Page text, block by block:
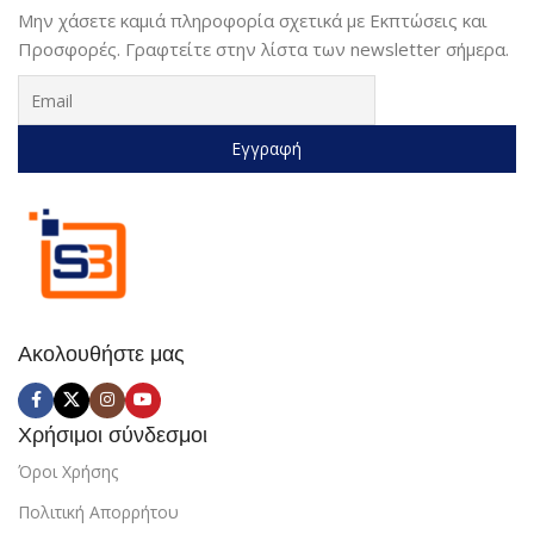
Ακολουθήστε μας
Χρήσιμοι σύνδεσμοι
Όροι Χρήσης
Πολιτική Απορρήτου
Μην χάσετε καμιά πληροφορία σχετικά με Εκπτώσεις και
Προσφορές. Γραφτείτε στην λίστα των newsletter σήμερα.